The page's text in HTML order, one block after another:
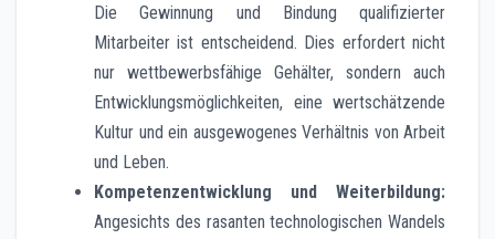
Die Gewinnung und Bindung qualifizierter
Mitarbeiter ist entscheidend. Dies erfordert nicht
nur wettbewerbsfähige Gehälter, sondern auch
Entwicklungsmöglichkeiten, eine wertschätzende
Kultur und ein ausgewogenes Verhältnis von Arbeit
und Leben.
Kompetenzentwicklung und Weiterbildung:
Angesichts des rasanten technologischen Wandels